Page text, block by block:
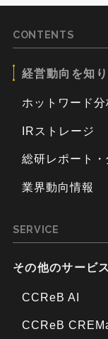
CONTENTS
経営動向を知
ホットワード分
IRストレージ
総研レポート・
業界動向情報
SERVICE
その他のサービ
CCReB AI
CCReB